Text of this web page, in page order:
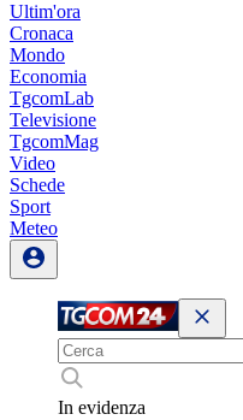
Ultim'ora
Cronaca
Mondo
Economia
TgcomLab
Televisione
TgcomMag
Video
Schede
Sport
Meteo
In evidenza